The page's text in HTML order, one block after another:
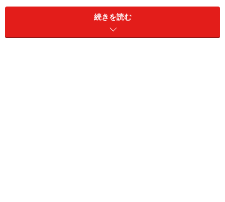
続きを読む